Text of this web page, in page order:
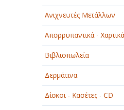
ΕΜΠΟΡΙΟ - ΕΜΠΟΡΙΚΑ
ΚΑΤΑΣΤΗΜΑΤΑ
ΕΡΓΟΣΤΑΣΙΑ -
ΞΕΝΟΔΟΧΕΙΑ -
ΟΜΟΡΦΙΑ
ΠΑΡΟΧΗ ΥΠΗΡΕΣΙΩΝ
Ανιχνευτές Μετάλλων
Απορρυπαντικά - Χαρτικά
Βιβλιοπωλεία
Δερμάτινα
Δίσκοι - Κασέτες - CD